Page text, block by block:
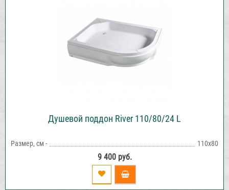
Душевой поддон River 110/80/24 L
Размер, см - 110x80
9 400 руб.